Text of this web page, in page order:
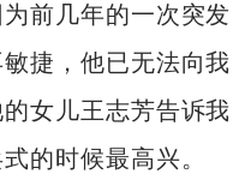
前几年的一次突发
捷，他已无法向我
女儿王志芳告诉我
的时候最高兴。